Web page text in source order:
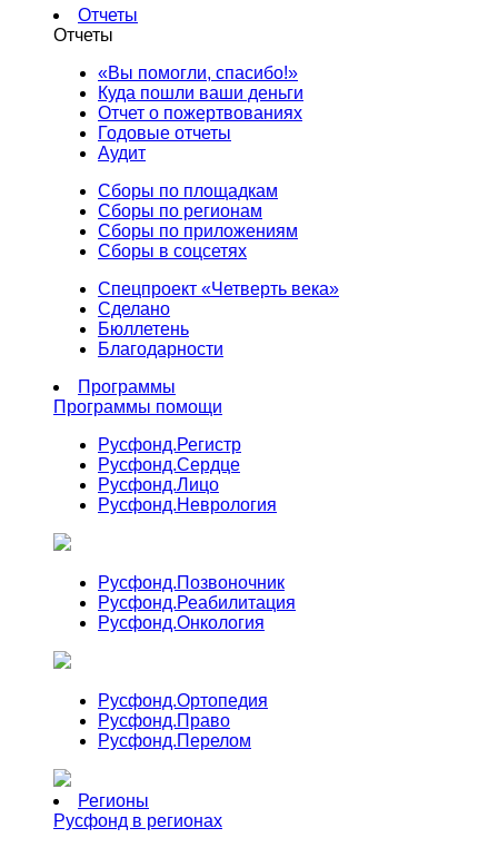
Отчеты
Отчеты
«Вы помогли, спасибо!»
Куда пошли ваши деньги
Отчет о пожертвованиях
Годовые отчеты
Аудит
Сборы по площадкам
Сборы по регионам
Сборы по приложениям
Сборы в соцсетях
Спецпроект «Четверть века»
Сделано
Бюллетень
Благодарности
Программы
Программы помощи
Русфонд.Регистр
Русфонд.Сердце
Русфонд.Лицо
Русфонд.Неврология
Русфонд.Позвоночник
Русфонд.Реабилитация
Русфонд.Онкология
Русфонд.Ортопедия
Русфонд.Право
Русфонд.Перелом
Регионы
Русфонд в регионах